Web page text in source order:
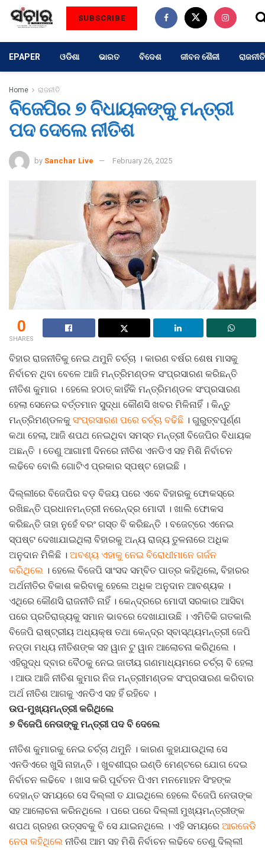
SUBSCRIBE
EPAPER ଓଡିଶା ଭାରତ ବିଦେଶ ଜୀବନ ଶୈଳୀ ରାଜନୀତି
Home ରାଜନୀତି
ବିଜେପିର ୭ ବିଧାୟକଙ୍କୁ ମନ୍ତ୍ରୀ
ପଦ ଦେଲେ ନୀତିଶ
by Sanchar Live February 26, 2025
0
SHARES
ବିହାର ରାଜନୀତିକୁ ନେଇ ଥମୁନି ଚର୍ଚ୍ଚା । କାରଣ ବର୍ଷର ଶେଷ ମାସକୁ
ନିର୍ବାଚନ ଥିବା ବେଳେ ଆଜି ମନ୍ତ୍ରିମଣ୍ଡଳ ସଂପ୍ରସାରଣ କରିଛନ୍ତି
ନୀତିଶ କୁମାର । ହେଲେ ହଠାତ୍‌ କାହିଁକି ମନ୍ତ୍ରିମଣ୍ଡଳ ସଂପ୍ରସାରଣ
ହେଲା ସେନେଇ ବର୍ତ୍ତମାନ ସୁଦ୍ଧା କୌଣସି ଖବର ମିଳିନାହିଁ । କିନ୍ତୁ
ମନ୍ତ୍ରିମଣ୍ଡଳକୁ ସଂପ୍ରସାରଣ ପରେ ଚର୍ଚ୍ଚା ବଢିଛି । ଗୁରୁତ୍ବପୂର୍ଣ୍ଣ
କଥା ହେଲା, ଆଜି ଶପଥ ନେଇଥିବା ସମସ୍ତ ମନ୍ତ୍ରୀ ବିଜେପିର ବିଧାୟକ
ଅଛନ୍ତି । ତେଣୁ ଆଗାମୀ ଦିନରେ ନୀତିଶ ଏନଡିଏ ସହ ମିଶି ନିର୍ବାଚନ
ଲଢିବେ ବୋଲି ଗୋଟିଏ ପ୍ରକାର ସ୍ପଷ୍ଟ ହୋଇଛି ।
ଦିଲ୍ଲୀରେ ବିଜେପିର ବଡ଼ ବିଜୟ ପରେ ଏବେ ବିହାରକୁ ଫୋକସ୍‌ରେ
ରଖିଛନ୍ତି ପ୍ରଧାନମନ୍ତ୍ରୀ ନରେନ୍ଦ୍ର ମୋଦୀ । ଖାଲି ଫୋକସ
କରିଛନ୍ତି ତାହା ନୁହେଁ ବରଂ ଗସ୍ତ ବି କରିଛନ୍ତି । ବଜେଟ୍‌ରେ ଏନେଇ
ସ୍ପଷ୍ଟ ଦେଖାଯାଇଥିଲା ବିହାରକୁ ଅନ୍ୟ ରାଜ୍ୟ ତୁଳନାରେ ଅଧିକ
ଅନୁଦାନ ମିଳିଛି । ଅବଶ୍ୟ ଏହାକୁ ନେଇ ବିରୋଧୀମାନେ ଗର୍ଜନ
କରିଥିଲେ । ହେଲେ ବିଜେପି ସାଂସଦ ସମ୍ବିତ ପାତ୍ର କହିଥିଲେ, ବିହାରର
ଅର୍ଥନୀତିର ବିକାଶ କରିବାକୁ ହେଲେ ଅଧିକ ଅନୁଦାନ ଆବଶ୍ୟକ ।
ଏଥିରେ କୌଣସି ରାଜନୀତି ନାହିଁ । କେନ୍ଦ୍ରରେ ମୋଦୀ ସରକାର ଆସିବା
ପରେ ପ୍ରତିରାଜ୍ୟକୁ ସମାନ ଭାବରେ ଦେଖାଯାଉଛି । ଏମିତିକି ଗତକାଲି
ବିଜେପି ରାଷ୍ଟ୍ରୀୟ ଅଧ୍ୟକ୍ଷ ତଥା କେନ୍ଦ୍ର ସ୍ବାସ୍ଥ୍ୟମନ୍ତ୍ରୀ ଜେପି
ନଡ୍ଡା ମଧ୍ୟ ନୀତିଶଙ୍କ ସହ ୱାନ ଟୁ ୱାନ ଆଲୋଚନା କରିଥିଲେ ।
ଏହିରୁଦ୍ଧ ଦ୍ବାର ବୈଠକୁ ନେଇ ଜାତୀୟ ଗଣମାଧ୍ୟମରେ ଚର୍ଚ୍ଚା ବି ହେଲା
। ଆଉ ଆଜି ନୀତିଶ କୁମାର ନିଜ ମନ୍ତ୍ରୀମଣ୍ଡଳ ସଂପ୍ରସାରଣ କରିବାର
ଅର୍ଥ ନୀତିଶ ଆଗକୁ ଏନଡିଏ ସହ ହିଁ ରହିବେ ।
ଉପ-ମୁଖ୍ୟମନ୍ତ୍ରୀ କରିଥିଲେ
୭ ବିଜେପି ନେତାଙ୍କୁ ମନ୍ତ୍ରୀ ପଦ ବି ଦେଲେ
ନୀତିଶ କୁମାରକୁ ନେଇ ଚର୍ଚ୍ଚା ଥମୁନି । କାରଣ କୁହାଯାଉଥିଲା ସେ
ଏନଡିଏରେ ଖୁସି ନାହାନ୍ତି । ଖୁବଶୀଘ୍ର ଇଣ୍ଡି ମେଣ୍ଟରେ ଯୋଗ ଦେଇ
ନିର୍ବାଚନ ଲଢିବେ । ଖାସ କରି ପୂର୍ବତନ ପିଏମ ମନମୋହନ ସିଂହଙ୍କ
ଦେହାନ୍ତ ସମୟରେ ସେ ଦିଲ୍ଲୀ ତ ଯାଇଥିଲେ ହେଲେ ବିଜେପି ନେତାଙ୍କ
ସହ ଆଲୋଚନା କରିନଥିଲେ । ପରେ ପରେ ଦିଲ୍ଲୀ ମୁଖ୍ୟମନ୍ତ୍ରୀଙ୍କ
ଶପଥ ଗ୍ରହଣ ଉତ୍ସବକୁ ବି ସେ ଯାଇନଥିଲେ । ଏହି ସମୟରେ ଆରଜେଡି
ନେତା କହିଥିଲେ ନୀତିଶ ଆମ ସହ ମିଶି ନିର୍ବାଚନ ଲଢିବେ ତେଣୁ ଦିଲ୍ଲୀ